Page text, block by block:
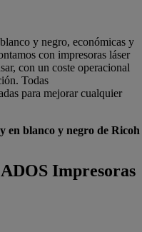
y negro, económicas y
con impresoras láser
con un coste operacional
Todas
para mejorar cualquier
en blanco y negro de Ricoh
Impresoras